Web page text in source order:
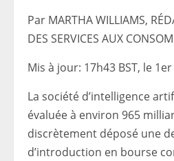
Par MARTHA WILLIAMS,
DES SERVICES AUX
Mis à jour: 17h43 BST, le
La société d’intelligence
évaluée à environ 965
discrètement déposé une
d’introduction en bourse